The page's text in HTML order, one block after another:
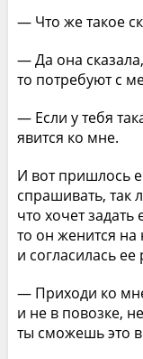
— Что же такое
— Да она
то потребуют с
— Если у тебя
явится ко мне.
И вот пришлось
спрашивать, так
что хочет
то он женится на
и согласилась
— Приходи ко
и не в повозке,
ты сможешь это